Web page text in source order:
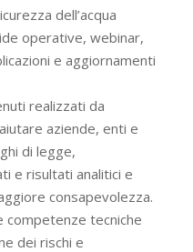
dell’acqua
operative, webinar,
e aggiornamenti
realizzati da
aziende, enti e
di legge,
e risultati analitici e
consapevolezza.
tecniche
dei rischi e